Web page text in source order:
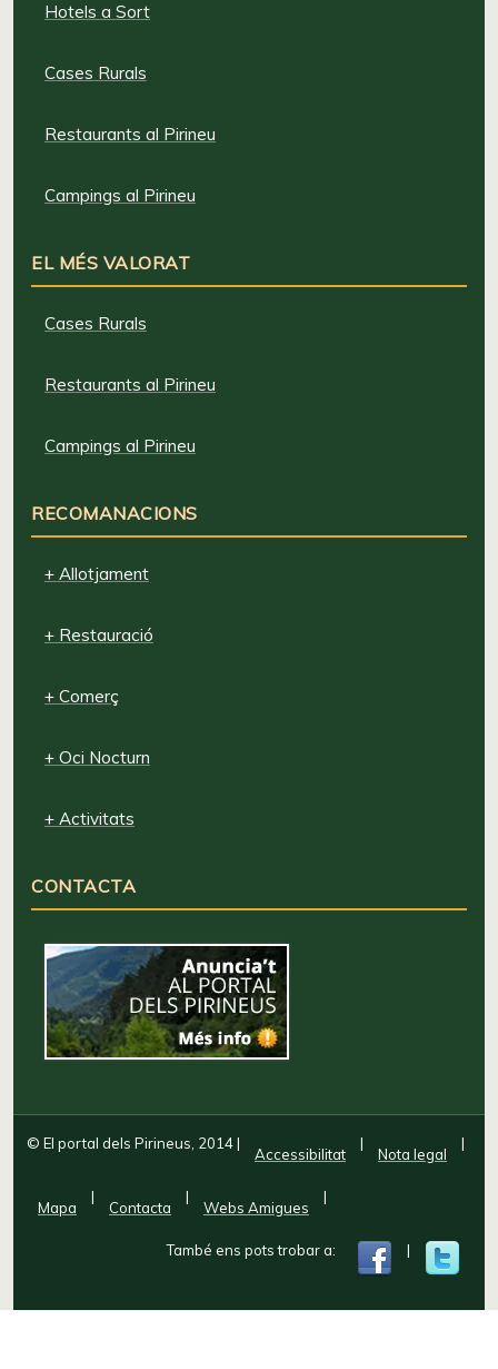
Hotels a Sort
Cases Rurals
Restaurants al Pirineu
Campings al Pirineu
EL MÉS VALORAT
Cases Rurals
Restaurants al Pirineu
Campings al Pirineu
RECOMANACIONS
+ Allotjament
+ Restauració
+ Comerç
+ Oci Nocturn
+ Activitats
CONTACTA
© El portal dels Pirineus, 2014|
Accessibilitat
|
Nota legal
|
Mapa
|
Contacta
|
Webs Amigues
|
També ens pots trobar a: |